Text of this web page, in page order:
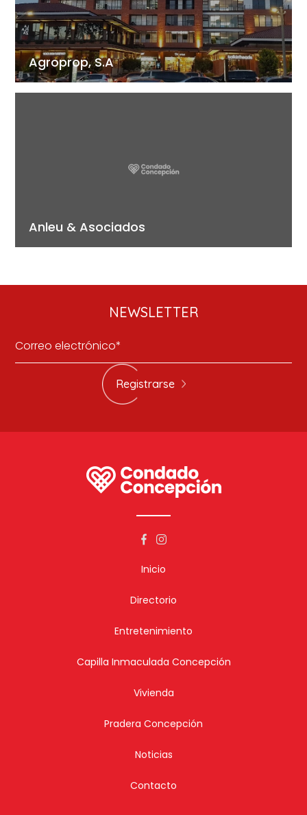
Agroprop, S.A
Anleu & Asociados
NEWSLETTER
Inicio
Directorio
Entretenimiento
Capilla Inmaculada Concepción
Vivienda
Pradera Concepción
Noticias
Contacto